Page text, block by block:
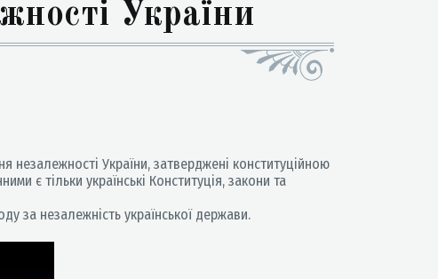
України
незалежності України, затверджені конституційною
є тільки українські Конституція, закони та
за незалежність української держави.